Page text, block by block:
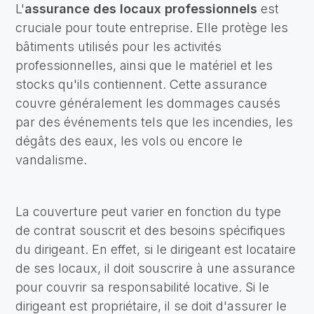
L'assurance des locaux professionnels est
cruciale pour toute entreprise. Elle protège les
bâtiments utilisés pour les activités
professionnelles, ainsi que le matériel et les
stocks qu'ils contiennent. Cette assurance
couvre généralement les dommages causés
par des événements tels que les incendies, les
dégâts des eaux, les vols ou encore le
vandalisme.
La couverture peut varier en fonction du type
de contrat souscrit et des besoins spécifiques
du dirigeant. En effet, si le dirigeant est locataire
de ses locaux, il doit souscrire à une assurance
pour couvrir sa responsabilité locative. Si le
dirigeant est propriétaire, il se doit d'assurer le